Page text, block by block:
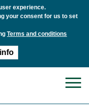
experience.
your consent for us to set
Terms and conditions